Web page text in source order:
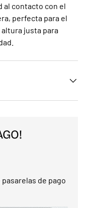
al contacto con el
perfecta para el
altura justa para
de pago